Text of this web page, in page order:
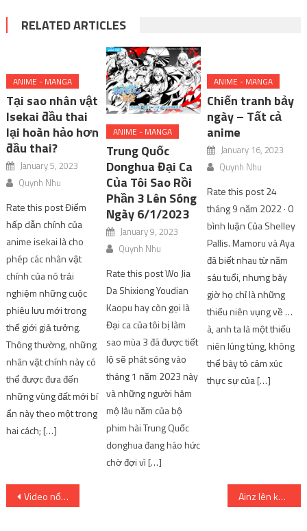
RELATED ARTICLES
ANIME - MANGA
Tại sao nhân vật
Isekai đầu thai
lại hoàn hảo hơn
đầu thai?
January 5, 2023
Quynh Nhu
Rate this post Điểm
hấp dẫn chính của
anime isekai là cho
phép các nhân vật
chính của nó trải
nghiệm những cuộc
phiêu lưu mới trong
thế giới giả tưởng.
Thông thường, những
nhân vật chính này có
thể được đưa đến
những vùng đất mới bí
ẩn này theo một trong
hai cách; […]
ANIME - MANGA
Trung Quốc
Donghua Đại Ca
Của Tôi Sao Rồi
Phần 3 Lên Sóng
Ngày 6/1/2023
January 9, 2023
Quynh Nhu
Rate this post Wo Jia
Da Shixiong Youdian
Kaopu hay còn gọi là
Đại ca của tôi bị làm
sao mùa 3 đã được tiết
lộ sẽ phát sóng vào
tháng 1 năm 2023 này
và những người hâm
mộ lâu năm của bộ
phim hài Trung Quốc
donghua đang háo hức
chờ đợi vì […]
ANIME - MANGA
Chiến tranh bảy
ngày – Tất cả
anime
January 16, 2023
Quynh Nhu
Rate this post 24
tháng 9 năm 2022 · 0
bình luận Của Shelley
Pallis. Mamoru và Aya
đã biết nhau từ năm
sáu tuổi, nhưng bây
giờ họ chỉ là những
thiếu niên vụng về …
à, anh ta là một thiếu
niên lúng túng, không
thể bày tỏ cảm xúc
thực sự của […]
Post
Video nổi bật về nhân vật trong anime của Spy Classroom Sibylla – Tin tức Ainz lên kế hoạch tiêu diệt tất cả mọi người